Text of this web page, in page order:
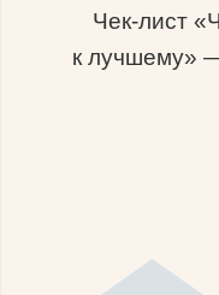
Чек-лист
к лучшему»